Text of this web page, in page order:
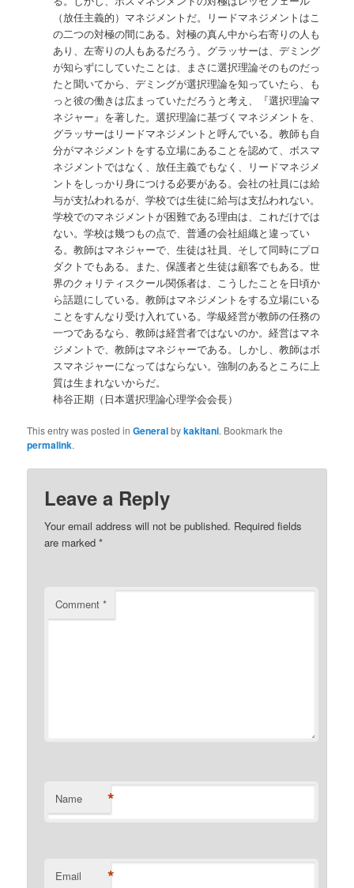
（放任主義的）マネジメントだ。リードマネジメントはこ
の二つの対極の間にある。対極の真ん中から右寄りの人も
あり、左寄りの人もあるだろう。グラッサーは、デミング
が知らずにしていたことは、まさに選択理論そのものだっ
たと聞いてから、デミングが選択理論を知っていたら、も
っと彼の働きは広まっていただろうと考え、『選択理論マ
ネジャー』を著した。選択理論に基づくマネジメントを、
グラッサーはリードマネジメントと呼んでいる。教師も自
分がマネジメントをする立場にあることを認めて、ボスマ
ネジメントではなく、放任主義でもなく、リードマネジメ
ントをしっかり身につける必要がある。会社の社員には給
与が支払われるが、学校では生徒に給与は支払われない。
学校でのマネジメントが困難である理由は、これだけでは
ない。学校は幾つもの点で、普通の会社組織と違ってい
る。教師はマネジャーで、生徒は社員、そして同時にプロ
ダクトでもある。また、保護者と生徒は顧客でもある。世
界のクォリティスクール関係者は、こうしたことを日頃か
ら話題にしている。教師はマネジメントをする立場にいる
ことをすんなり受け入れている。学級経営が教師の任務の
一つであるなら、教師は経営者ではないのか。経営はマネ
ジメントで、教師はマネジャーである。しかし、教師はボ
スマネジャーになってはならない。強制のあるところに上
質は生まれないからだ。
柿谷正期（日本選択理論心理学会会長）
This entry was posted inGeneralbykakitani. Bookmark the
permalink.
Leave a Reply
Your email address will not be published. Required fields
are marked*
Comment*
Name *
Email *